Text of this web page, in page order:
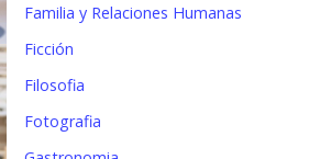
Familia y Relaciones Humanas
Ficción
Filosofia
Fotografia